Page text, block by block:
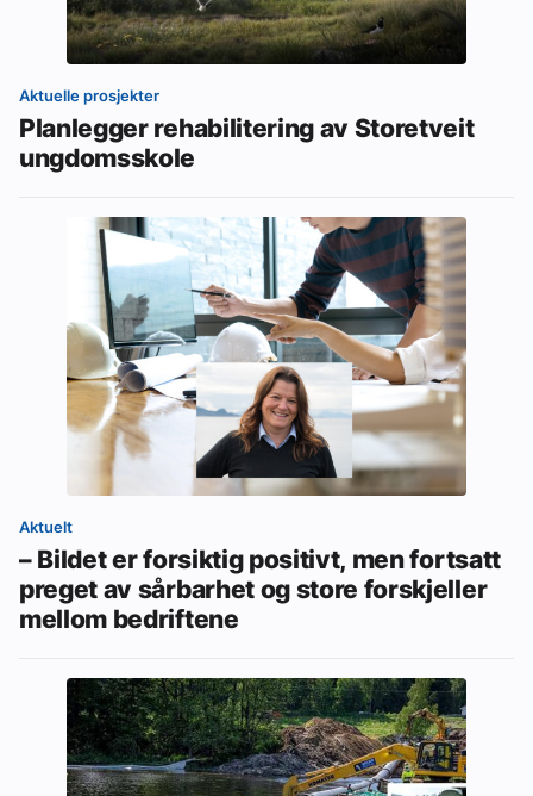
Aktuelle prosjekter
Planlegger rehabilitering av Storetveit
ungdomsskole
Aktuelt
– Bildet er forsiktig positivt, men fortsatt
preget av sårbarhet og store forskjeller
mellom bedriftene